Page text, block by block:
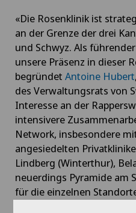
«Die Rosenklinik ist
an der Grenze der drei
und Schwyz. Als
unsere Präsenz in dieser
begründet Antoine Hubert
des Verwaltungsrats von
Interesse an der
intensivere
Network, insbesondere
angesiedelten
Lindberg (Winterthur),
neuerdings Pyramide am
für die einzelnen